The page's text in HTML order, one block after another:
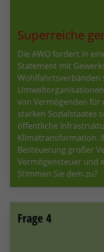
Superreiche
Die AWO fordert in
Statement mit
Wohlfahrtsverbänden
von Vermögenden für
starken Sozialstaates
öffentliche
Klimatransformation.
Besteuerung großer
Vermögensteuer und
Stimmen Sie dem zu?
Frage 4